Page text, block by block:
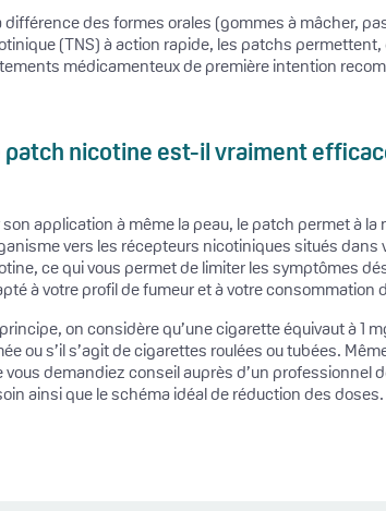
différence des formes orales (gommes à mâcher,
(TNS) à action rapide, les patchs
médicamenteux de première intention
patch nicotine est-il vraiment
son application à même la peau, le patch permet à
vers les récepteurs nicotiniques situés
ce qui vous permet de limiter les symptômes
à votre profil de fumeur et à votre consommation
on considère qu’une cigarette équivaut à 1
ou s’il s’agit de cigarettes roulées ou tubées.
vous demandiez conseil auprès d’un professionnel
ainsi que le schéma idéal de réduction des doses.